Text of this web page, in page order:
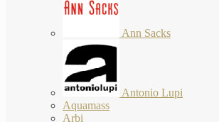
Ann Sacks
Antonio Lupi
Aquamass
Arbi